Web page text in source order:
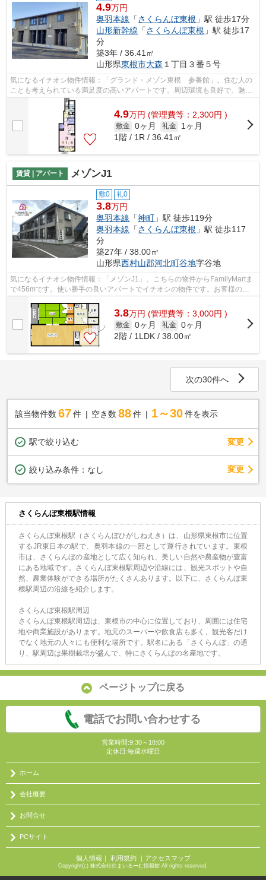
4.9万円
奥羽本線 「さくらんぼ東根 」駅 徒歩17分
山形新幹線 「さくらんぼ東根 」駅 徒歩17
分
築3年 / 36.41㎡
山形県東根市大森 １丁目３番５号
気になるイチオシ物件情報：「グランド・メゾン東根 参番館」。住む人の
ことも考えられている満足度の高いアパートです。周辺環境も良好で、魅力
的な住環境のある、令和5年築の物件で...
4.9万円 (管理費等：2,300円 )
敷金 0ヶ月 礼金
1ヶ月
1階 / 1R / 36.41㎡
賃貸 | アパート メゾンJ1
敷0 礼0
3.8万円
奥羽本線 「神町 」駅 徒歩119分
奥羽本線 「さくらんぼ東根 」駅 徒歩117
分
築27年 / 38.00㎡
山形県西村山郡河北町谷地字谷地
気になるイチオシ物件情報：「メゾンJ1」。こちらの物件からFamilyMartま
で456mです。使い勝手の良いアパートでイチオシの物件です。お客様の希
望する条件に合った物件が奥羽本線神町...
3.8万円 (管理費等：3,000円 )
敷金 0ヶ月 礼金 0ヶ月
2階 / 1LDK / 38.00㎡
次の30件へ
該当物件数 67件 空き数 88 件 1～30 件を表示
駅で絞り込む 変更
絞り込み条件： なし 変更
さくらんぼ東根駅情報
さくらんぼ東根駅（さくらんぼひがしねえき）は、山形県東根市に位置
するJR東日本の駅で、奥羽本線の一部として運行されています。東根
市は、さくらんぼの産地として広く知られ、美しい自然や農産物が豊富
にある地域です。さくらんぼ東根駅周辺や沿線には、観光スポットや自
然、農業体験ができる場所がたくさんあります。以下に、さくらんぼ東
根駅周辺の沿線を紹介します。
さくらんぼ東根駅周辺
さくらんぼ東根駅周辺は、東根市の中心に位置しており、周囲には住宅
地や商業施設があります。地元のスーパーや飲食店も多く、観光客だけ
でなく地元の人々にも便利な場所です。駅名にある「さくらんぼ」の通
り、駅周辺は果樹栽培が盛んで、特にさくらんぼの名産地です。
ページトップに戻る
電話でお問い合わせする
営業時間:9:30～18:00
定休日:毎週水曜日
ホーム
会社概要
お問合せ
PCサイト
個人情報 ｜ 利用規約｜ アクセスマップ
Copyright(c) 株式会社住まいるーむ情報館 All rights reserved.